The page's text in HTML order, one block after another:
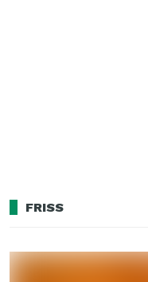
FRISS